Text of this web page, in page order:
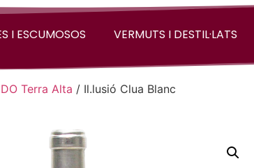
I ESCUMOSOS VERMUTS I DESTIL·LATS
Terra Alta / Il.lusió Clua Blanc